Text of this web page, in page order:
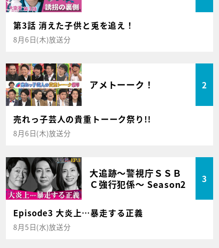
第3話 消えた子供と兎を追え！
8月6日(木)放送分
アメトーーク！ 2
売れっ子芸人の貴重トーーク祭り!!
8月6日(木)放送分
大追跡～警視庁ＳＳＢ
Ｃ強行犯係～ Season2
3
Episode3 大炎上…暴走する正義
8月5日(水)放送分